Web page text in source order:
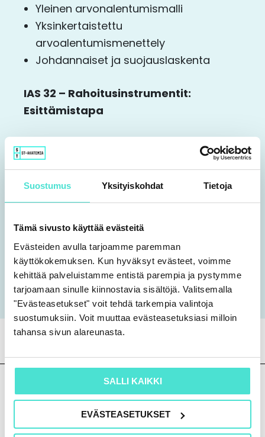
Suostumus Yksityiskohdat Tietoja
Tämä sivusto käyttää evästeitä
Evästeiden avulla tarjoamme paremman
käyttökokemuksen. Kun hyväksyt evästeet, voimme
kehittää palveluistamme entistä parempia ja pystymme
tarjoamaan sinulle kiinnostavia sisältöjä. Valitsemalla
"Evästeasetukset" voit tehdä tarkempia valintoja
suostumuksiin. Voit muuttaa evästeasetuksiasi milloin
tahansa sivun alareunasta.
SALLI KAIKKI
EVÄSTEASETUKSET
Yleinen arvonalentumismalli​
Yksinkertaistettu
arvoalentumismenettely​
Johdannaiset ja suojauslaskenta​
IAS 32 – Rahoitusinstrumentit:
Esittämistapa
IFRS 13 – Käyvän arvon määrittäminen
IFRS 7 – Rahoitusinstrumenteista
tilinpäätöksessä esitettävät tiedot
Esimerkkiliitetiedot Terveystalon
tilinpäätöksen avulla käsiteltynä
Kouluttajana Manager Jaakko Warro, EY
Sisältö